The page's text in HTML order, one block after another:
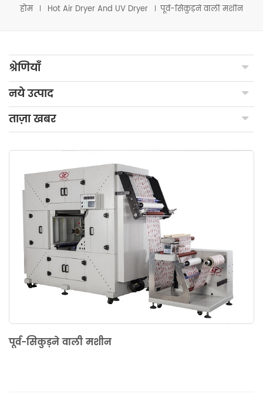
होम Hot Air Dryer And UV Dryer पूर्व-सिकुड़ने वाली मशीन
श्रेणियाँ
नये उत्पाद
ताज़ा खबर
पूर्व-सिकुड़ने वाली मशीन